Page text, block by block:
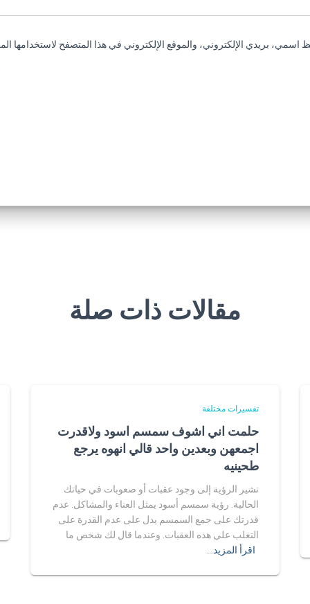
اسمي، بريدي الإلكتروني، والموقع الإلكتروني في هذا المتصفح لاستخدامها
مقالات ذات صلة
تفسيرات مختلفة
حلمت اني اشوف سمسم اسود ولاقدرت
اجمعهن وبعدين واحد قالي انهوه يرجع
طحينيه
تشير الرؤية إلى وجود عقبات أو صعوبات في حياتك
الحالية. رؤية سمسم أسود يمثل العناء والمشاكل. عدم
قدرتك على جمع السمسم يدل على عدم القدرة على
التغلب على هذه العقبات. وعندما قال لك شخص ما
اقرأ المزيد…